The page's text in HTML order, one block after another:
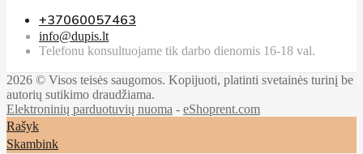
+37060057463
info@dupis.lt
Telefonu konsultuojame tik darbo dienomis 16-18 val.
2026 © Visos teisės saugomos. Kopijuoti, platinti svetainės turinį be
autorių sutikimo draudžiama.
Elektroninių parduotuvių nuoma - eShoprent.com
Rašyk
Skambink